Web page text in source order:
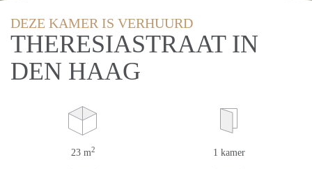
DEZE KAMER IS VERHUURD
THERESIASTRAAT IN
DEN HAAG
23 m2 1 kamer